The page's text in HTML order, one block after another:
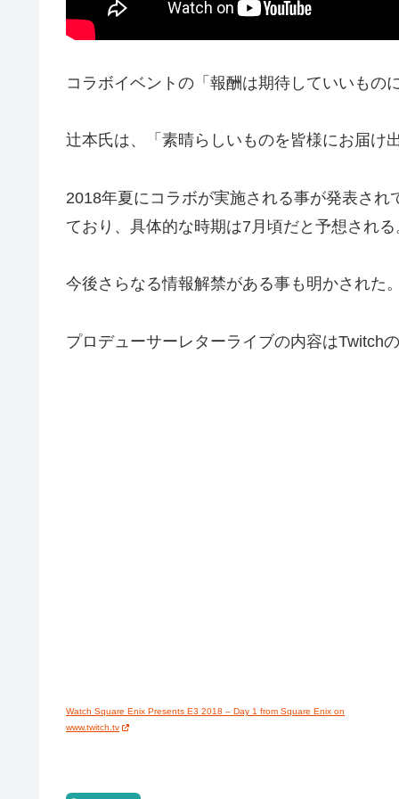
コラボイベントの「報酬は期待していいもの
辻本氏は、「素晴らしいものを皆様にお届け
2018年夏にコラボが実施される事が発表さ
ており、具体的な時期は7月頃だと予想される
今後さらなる情報解禁がある事も明かされた。
プロデューサーレターライブの内容はTwitch
Watch Square Enix Presents E3 2018 – Day 1 from Square Enix on
www.twitch.tv